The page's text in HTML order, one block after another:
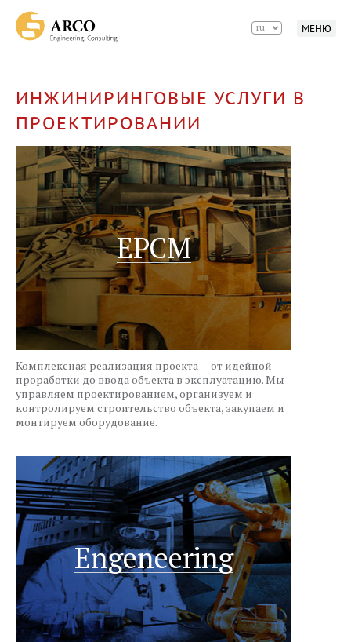
ru МЕНЮ
ИНЖИНИРИНГОВЫЕ УСЛУГИ В
ПРОЕКТИРОВАНИИ
EPCM
Комплексная реализация проекта — от идейной
проработки до ввода объекта в эксплуатацию. Мы
управляем проектированием, организуем и
контролируем строительство объекта, закупаем и
монтируем оборудование.
Engeneering